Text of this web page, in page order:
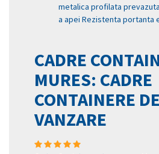
metalica profilata
a apei Rezistenta portanta
CADRE
MURES: CADRE
CONTAINERE DE
VANZARE